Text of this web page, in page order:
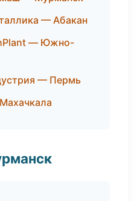
— Абакан
— Южно-
— Пермь